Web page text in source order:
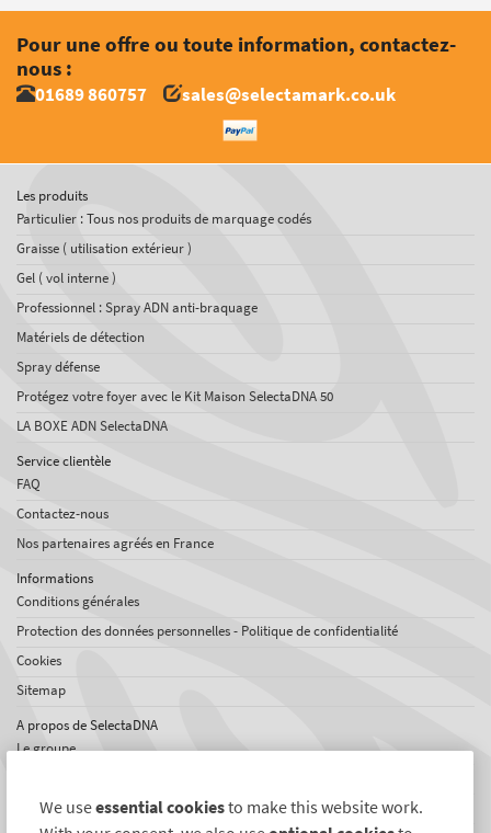
Pour une offre ou toute information, contactez-
nous :
01689 860757 sales@selectamark.co.uk
Les produits
Particulier : Tous nos produits de marquage codés
Graisse ( utilisation extérieur )
Gel ( vol interne )
Professionnel : Spray ADN anti-braquage
Matériels de détection
Spray défense
Protégez votre foyer avec le Kit Maison SelectaDNA 50
LA BOXE ADN SelectaDNA
Service clientèle
FAQ
Contactez-nous
Nos partenaires agréés en France
Informations
Conditions générales
Protection des données personnelles - Politique de confidentialité
Cookies
Sitemap
A propos de SelectaDNA
Le groupe
Témoignages
We useessential cookiesto make this website work.